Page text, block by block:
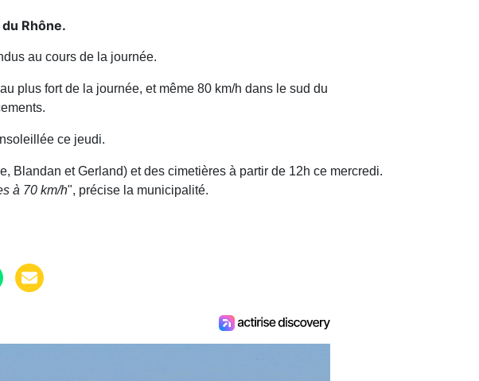
Rhône.
au cours de la journée.
plus fort de la journée, et même 80 km/h dans le sud du
ce jeudi.
Blandan et Gerland) et des cimetières à partir de 12h ce mercredi.
à 70 km/h", précise la municipalité.